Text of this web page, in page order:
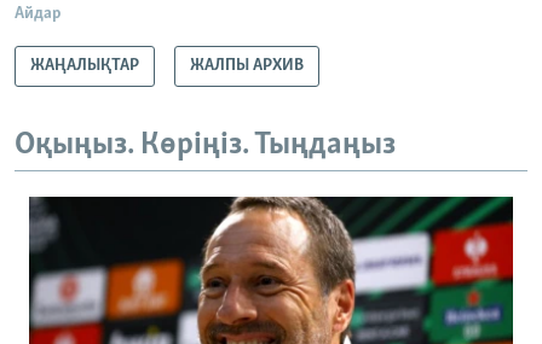
Айдар
ЖАҢАЛЫҚТАР ЖАЛПЫ АРХИВ
Оқыңыз. Көріңіз. Тыңдаңыз